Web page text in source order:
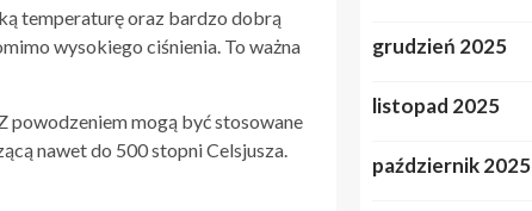
temperaturę oraz bardzo dobrą
wysokiego ciśnienia. To ważna
powodzeniem mogą być stosowane
nawet do 500 stopni Celsjusza.
grudzień 2025
listopad 2025
październik 2025